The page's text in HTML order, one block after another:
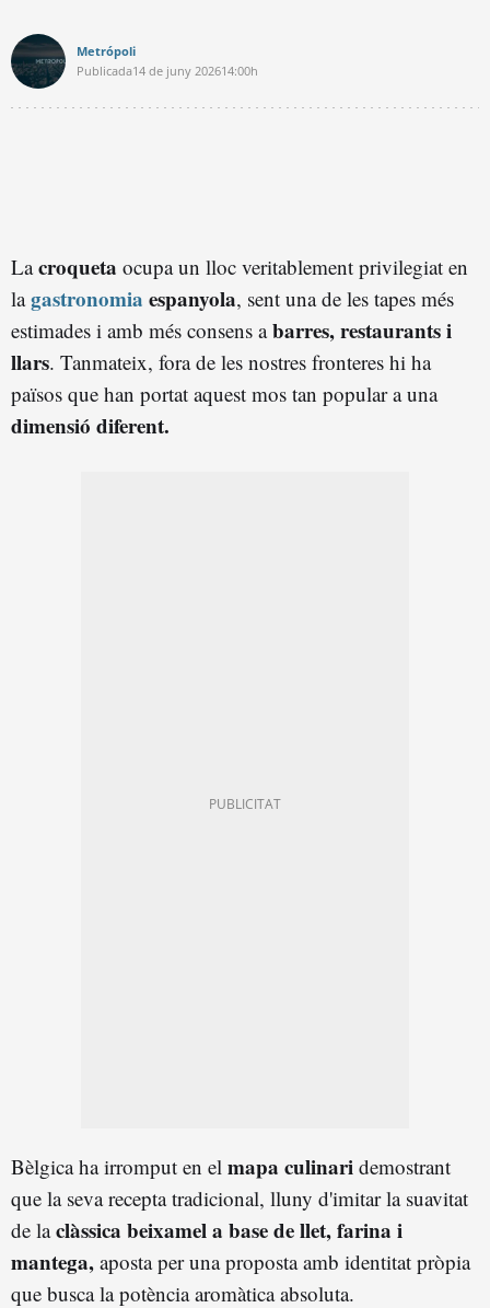
Metrópoli
Publicada14 de juny 202614:00h
Lacroqueta ocupa un lloc veritablement privilegiat en
lagastronomia espanyola, sent una de les tapes més
estimades i amb més consens abarres, restaurants i
llars. Tanmateix, fora de les nostres fronteres hi ha
països que han portat aquest mos tan popular a una
dimensió diferent.
Bèlgica ha irromput en el mapa culinari demostrant
que la seva recepta tradicional, lluny d'imitar la suavitat
de laclàssica beixamel a base de llet, farina i
mantega, aposta per una proposta amb identitat pròpia
que busca la potència aromàtica absoluta.